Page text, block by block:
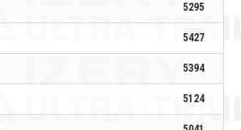
5295
5427
5394
5124